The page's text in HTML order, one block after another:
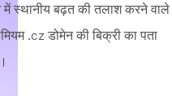
स्थानीय बढ़त की तलाश करने वाले
.cz डोमेन की बिक्री का पता